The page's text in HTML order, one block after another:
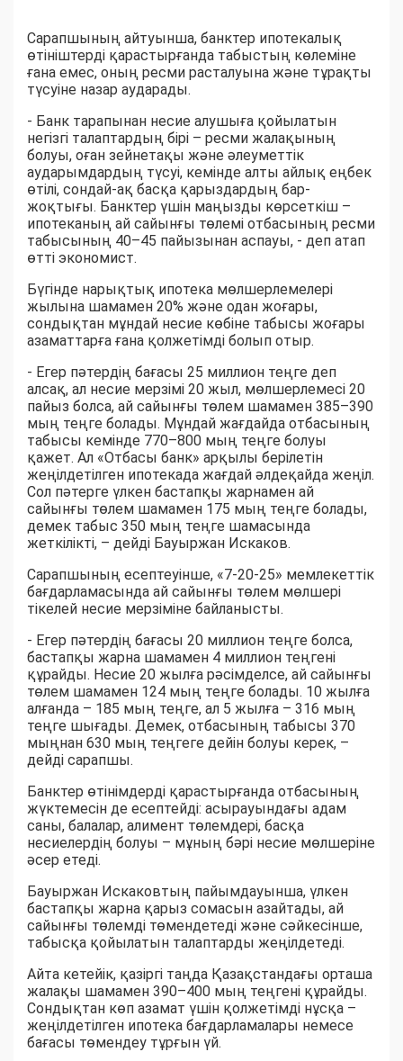
Сарапшының айтуынша, банктер ипотекалық
өтініштерді қарастырғанда табыстың көлеміне
ғана емес, оның ресми расталуына және тұрақты
түсуіне назар аударады.
- Банк тарапынан несие алушыға қойылатын
негізгі талаптардың бірі – ресми жалақының
болуы, оған зейнетақы және әлеуметтік
аударымдардың түсуі, кемінде алты айлық еңбек
өтілі, сондай-ақ басқа қарыздардың бар-
жоқтығы. Банктер үшін маңызды көрсеткіш –
ипотеканың ай сайынғы төлемі отбасының ресми
табысының 40–45 пайызынан аспауы, - деп атап
өтті экономист.
Бүгінде нарықтық ипотека мөлшерлемелері
жылына шамамен 20% және одан жоғары,
сондықтан мұндай несие көбіне табысы жоғары
азаматтарға ғана қолжетімді болып отыр.
- Егер пәтердің бағасы 25 миллион теңге деп
алсақ, ал несие мерзімі 20 жыл, мөлшерлемесі 20
пайыз болса, ай сайынғы төлем шамамен 385–390
мың теңге болады. Мұндай жағдайда отбасының
табысы кемінде 770–800 мың теңге болуы
қажет. Ал «Отбасы банк» арқылы берілетін
жеңілдетілген ипотекада жағдай әлдеқайда жеңіл.
Сол пәтерге үлкен бастапқы жарнамен ай
сайынғы төлем шамамен 175 мың теңге болады,
демек табыс 350 мың теңге шамасында
жеткілікті, – дейді Бауыржан Искаков.
Сарапшының есептеуінше, «7-20-25» мемлекеттік
бағдарламасында ай сайынғы төлем мөлшері
тікелей несие мерзіміне байланысты.
- Егер пәтердің бағасы 20 миллион теңге болса,
бастапқы жарна шамамен 4 миллион теңгені
құрайды. Несие 20 жылға рәсімделсе, ай сайынғы
төлем шамамен 124 мың теңге болады. 10 жылға
алғанда – 185 мың теңге, ал 5 жылға – 316 мың
теңге шығады. Демек, отбасының табысы 370
мыңнан 630 мың теңгеге дейін болуы керек, –
дейді сарапшы.
Банктер өтінімдерді қарастырғанда отбасының
жүктемесін де есептейді: асырауындағы адам
саны, балалар, алимент төлемдері, басқа
несиелердің болуы – мұның бәрі несие мөлшеріне
әсер етеді.
Бауыржан Искаковтың пайымдауынша, үлкен
бастапқы жарна қарыз сомасын азайтады, ай
сайынғы төлемді төмендетеді және сәйкесінше,
табысқа қойылатын талаптарды жеңілдетеді.
Айта кетейік, қазіргі таңда Қазақстандағы орташа
жалақы шамамен 390–400 мың теңгені құрайды.
Сондықтан көп азамат үшін қолжетімді нұсқа –
жеңілдетілген ипотека бағдарламалары немесе
бағасы төмендеу тұрғын үй.